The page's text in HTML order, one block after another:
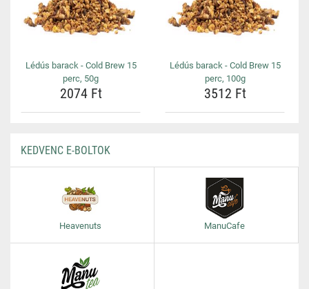
Lédús barack - Cold Brew 15
perc, 50g
2074 Ft
Lédús barack - Cold Brew 15
perc, 100g
3512 Ft
KEDVENC E-BOLTOK
Heavenuts ManuCafe